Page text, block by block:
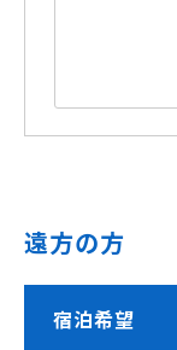
遠方の方
宿泊希望